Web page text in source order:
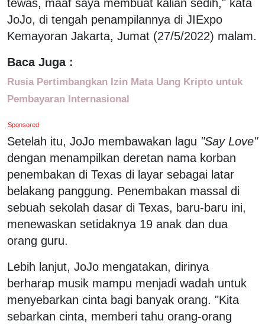
tewas, maaf saya membuat kalian sedih," kata
JoJo, di tengah penampilannya di JIExpo
Kemayoran Jakarta, Jumat (27/5/2022) malam.
Baca Juga :
Rusia Pertimbangkan Izin Mata Uang Kripto untuk
Pembayaran Internasional
Sponsored
Setelah itu, JoJo membawakan lagu "Say Love"
dengan menampilkan deretan nama korban
penembakan di Texas di layar sebagai latar
belakang panggung. Penembakan massal di
sebuah sekolah dasar di Texas, baru-baru ini,
menewaskan setidaknya 19 anak dan dua
orang guru.
Lebih lanjut, JoJo mengatakan, dirinya
berharap musik mampu menjadi wadah untuk
menyebarkan cinta bagi banyak orang. "Kita
sebarkan cinta, memberi tahu orang-orang